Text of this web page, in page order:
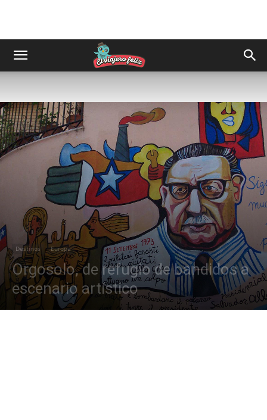
Destinos Europa
Orgosolo, de refugio de bandidos a
escenario artístico